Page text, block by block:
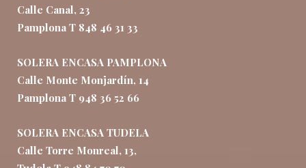
Calle Canal, 23
Pamplona T 848 46 31 33
SOLERA ENCASA PAMPLONA
Calle Monte Monjardín, 14
Pamplona T 948 36 52 66
SOLERA ENCASA TUDELA
Calle Torre Monreal, 13,